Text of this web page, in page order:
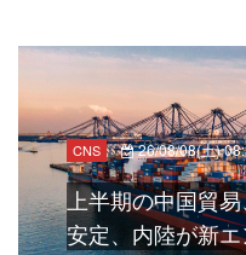
CNS 26/08/08(土)
上半期の中国貿
安定、内陸が新